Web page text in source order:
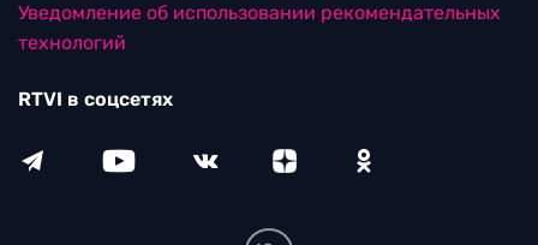
Уведомление об использовании рекомендательных
технологий
RTVI в соцсетях